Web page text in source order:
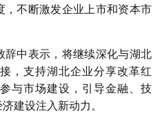
不断激发企业上市和资本市
中表示，将继续深化与湖北
，支持湖北企业分享改革红
与市场建设，引导金融、技
建设注入新动力。